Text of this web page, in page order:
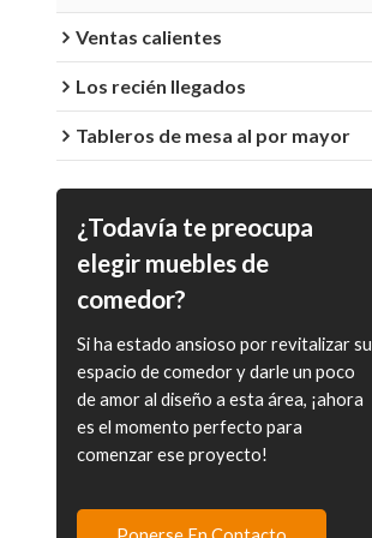
Ventas calientes
Los recién llegados
Tableros de mesa al por mayor
¿Todavía te preocupa
elegir muebles de
comedor?
Si ha estado ansioso por revitalizar su
espacio de comedor y darle un poco
de amor al diseño a esta área, ¡ahora
es el momento perfecto para
comenzar ese proyecto!